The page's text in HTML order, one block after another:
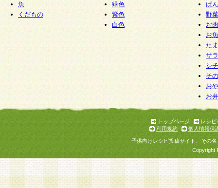
報の利用目的の通知・開示・内容の訂正・追加
停止・消去及び第三者への提供の禁止（以下、
といいます。）に応じます。
開示等に応じる窓口は以下になります。
ぱくすく食堂個人情報お客様相談窓口 paku-
m
個人情報を与えることは任意ですが、個人情報
意をいただけない場合には、当社のサービスの
お問い合わせ・ご相談への対応ができない場合
魚
くだもの
緑色
紫色
白色
ぱん
野
お
お
た
サ
シ
そ
お
お
トップページ
レシピ
利用規約
個人情報保
子供向けレシピ投稿サイト、その
Copyright